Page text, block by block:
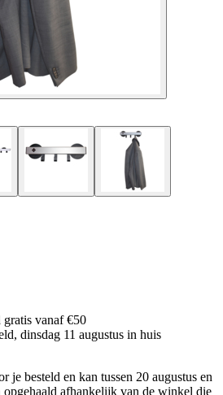
vanaf €50
dinsdag 11 augustus in huis
je besteld en kan tussen 20 augustus en
opgehaald afhankelijk van de winkel die